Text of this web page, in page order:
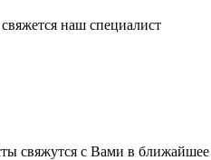
наш специалист
свяжутся с Вами в